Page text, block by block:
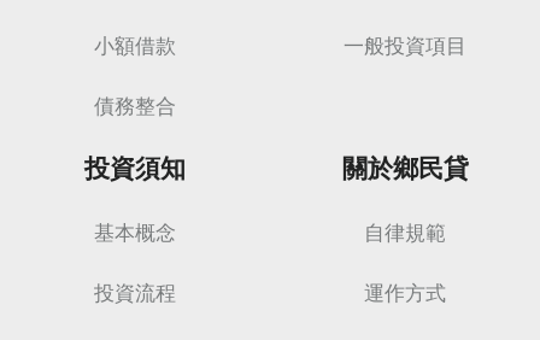
小額借款
債務整合
一般投資項目
投資須知
基本概念
投資流程
關於鄉民貸
自律規範
運作方式